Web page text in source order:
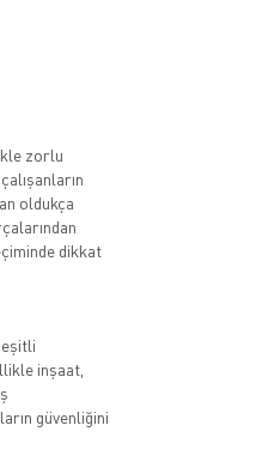
zorlu
oldukça
dikkat
inşaat,
güvenliğini